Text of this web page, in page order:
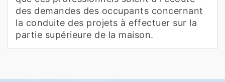
des demandes des occupants concernant
la conduite des projets à effectuer sur la
partie supérieure de la maison.